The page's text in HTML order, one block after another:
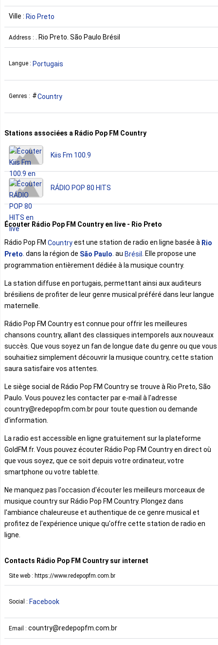
Ville : Rio Preto
Address : . Rio Preto. São Paulo Brésil
Langue : Portugais
Genres : Country
Stations associées a Rádio Pop FM Country
Kiis Fm 100.9
RÁDIO POP 80 HITS
Écouter Rádio Pop FM Country en live - Rio Preto
Rádio Pop FM Countryest une station de radio en ligne basée à Rio
Preto. dans la région de São Paulo. au Brésil . Elle propose une
programmation entièrement dédiée à la musique country.
La station diffuse en portugais, permettant ainsi aux auditeurs
brésiliens de profiter de leur genre musical préféré dans leur langue
maternelle.
Rádio Pop FM Country est connue pour offrir les meilleures
chansons country, allant des classiques intemporels aux nouveaux
succès. Que vous soyez un fan de longue date du genre ou que vous
souhaitiez simplement découvrir la musique country, cette station
saura satisfaire vos attentes.
Le siège social de Rádio Pop FM Country se trouve à Rio Preto, São
Paulo. Vous pouvez les contacter par e-mail à l'adresse
country@redepopfm.com.br pour toute question ou demande
d'information.
La radio est accessible en ligne gratuitement sur la plateforme
GoldFM.fr. Vous pouvez écouter Rádio Pop FM Country en direct où
que vous soyez, que ce soit depuis votre ordinateur, votre
smartphone ou votre tablette.
Ne manquez pas l'occasion d'écouter les meilleurs morceaux de
musique country sur Rádio Pop FM Country. Plongez dans
l'ambiance chaleureuse et authentique de ce genre musical et
profitez de l'expérience unique qu'offre cette station de radio en
ligne.
Contacts Rádio Pop FM Country sur internet
Site web : https://www.redepopfm.com.br
Social : Facebook
Email : country@redepopfm.com.br